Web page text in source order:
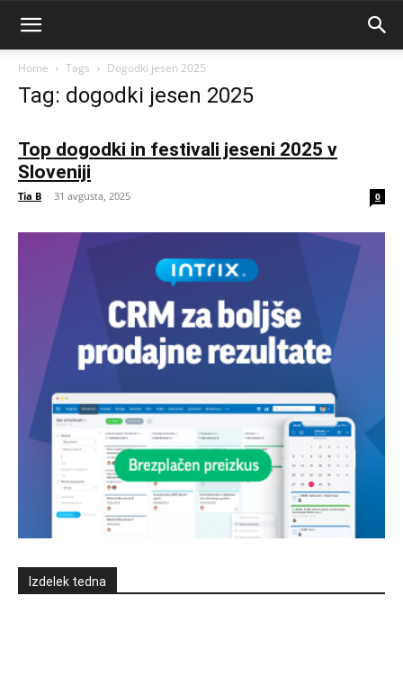
Home Tags Dogodki jesen 2025
Tag: dogodki jesen 2025
Top dogodki in festivali jeseni 2025 v
Sloveniji
Tia B - 31 avgusta, 2025 0
Izdelek tedna